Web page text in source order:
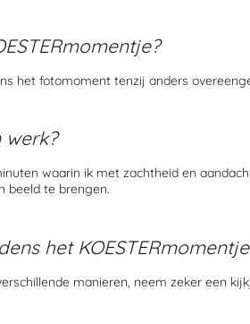
het fotomoment tenzij anders
waarin ik met zachtheid en
beeld te brengen.
het KOESTERmomentje
manieren, neem zeker een